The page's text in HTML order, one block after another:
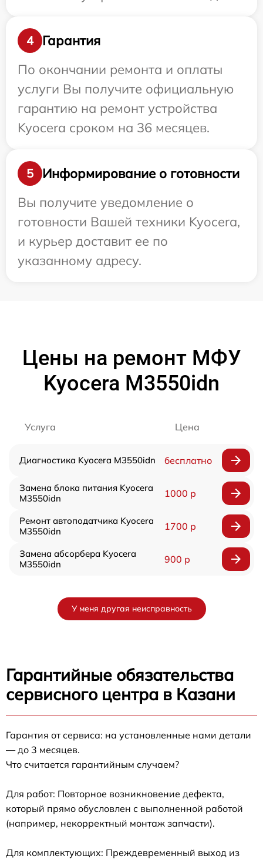
4
Гарантия
По окончании ремонта и оплаты
услуги Вы получите официальную
гарантию на ремонт устройства
Kyocera сроком на 36 месяцев.
5
Информирование о готовности
Вы получите уведомление о
готовности Вашей техники Kyocera,
и курьер доставит ее по
указанному адресу.
Цены на ремонт МФУ
Kyocera M3550idn
Услуга Цена
Диагностика Kyocera M3550idn бесплатно
Замена блока питания Kyocera
M3550idn
1000 р
Ремонт автоподатчика Kyocera
M3550idn
1700 р
Замена абсорбера Kyocera
M3550idn
900 р
У меня другая неисправность
Гарантийные обязательства
сервисного центра в Казани
Гарантия от сервиса: на установленные нами детали
— до 3 месяцев.
Что считается гарантийным случаем?
Для работ: Повторное возникновение дефекта,
который прямо обусловлен с выполненной работой
(например, некорректный монтаж запчасти).
Для комплектующих: Преждевременный выход из